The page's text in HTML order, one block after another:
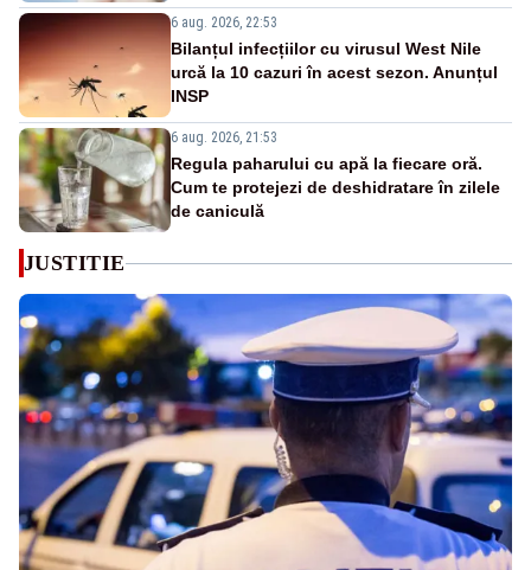
6 aug. 2026, 22:53
Bilanțul infecțiilor cu virusul West Nile
urcă la 10 cazuri în acest sezon. Anunțul
INSP
6 aug. 2026, 21:53
Regula paharului cu apă la fiecare oră.
Cum te protejezi de deshidratare în zilele
de caniculă
JUSTITIE